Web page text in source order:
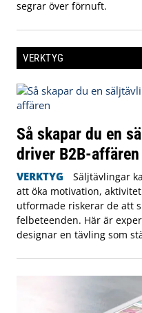
segrar över förnuft.
VERKTYG
Så skapar du en
driver B2B-affären
VERKTYG
Säljtävlingar
att öka motivation,
utformade riskerar de att
felbeteenden. Här är
designar en tävling som